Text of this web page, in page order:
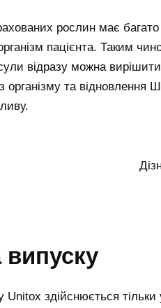
рослин має
пацієнта. Таким
відразу можна
організму та відновлення
Unitox здійснюється